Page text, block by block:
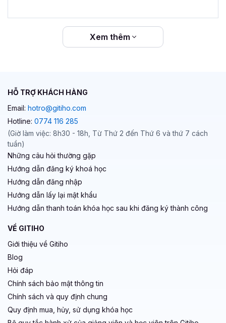
Xem thêm
HỖ TRỢ KHÁCH HÀNG
Email: hotro@gitiho.com
Hotline: 0774 116 285
(Giờ làm việc: 8h30 - 18h, Từ Thứ 2 đến Thứ 6 và thứ 7 cách
tuần)
Những câu hỏi thường gặp
Hướng dẫn đăng ký khoá học
Hướng dẫn đăng nhập
Hướng dẫn lấy lại mật khẩu
Hướng dẫn thanh toán khóa học sau khi đăng ký thành công
VỀ GITIHO
Giới thiệu về Gitiho
Blog
Hỏi đáp
Chính sách bảo mật thông tin
Chính sách và quy định chung
Quy định mua, hủy, sử dụng khóa học